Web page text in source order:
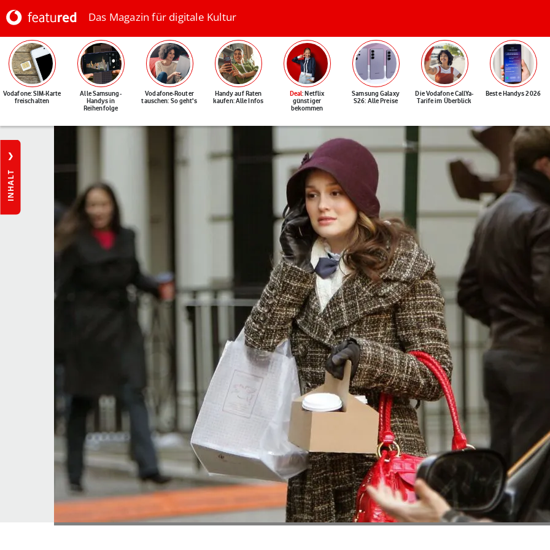
Das Magazin für digitale Kultur
Vodafone: SIM-Karte
freischalten
Alle Samsung-
Handys in
Reihenfolge
Vodafone-Router
tauschen: So geht's
Handy auf Raten
kaufen: Alle Infos
Deal: Netflix
günstiger
bekommen
Samsung Galaxy
S26: Alle Preise
Die Vodafone CallYa-
Tarife im Überblick
Beste Handys 2026
INHALT